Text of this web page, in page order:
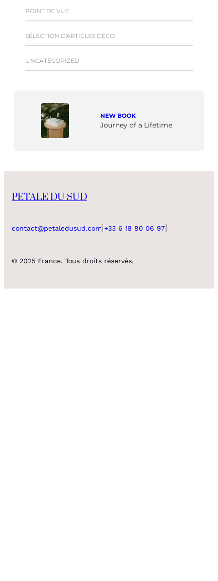
POINT DE VUE
SÉLECTION D'ARTICLES DÉCO
UNCATEGORIZED
NEW BOOK
Journey of a Lifetime
PETALE DU SUD
contact@petaledusud.com +33 6 18 80 06 97
© 2025 France. Tous droits réservés.